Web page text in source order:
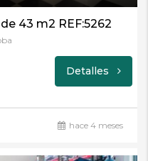
43 m2 REF:5262
Detalles
hace 4 meses